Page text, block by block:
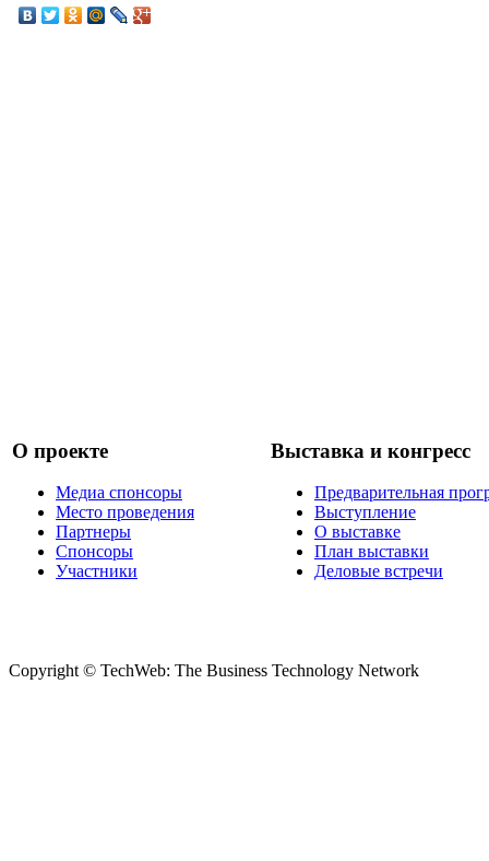
О проекте
Медиа спонсоры
Место проведения
Партнеры
Спонсоры
Участники
Выставка и конгресс
Предварительная
Выступление
О выставке
План выставки
Деловые встречи
Copyright © TechWeb: The Business Technology Network